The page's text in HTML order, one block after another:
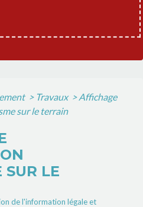
> Travaux > Affichage
sur le terrain
SUR LE
de l'information légale et